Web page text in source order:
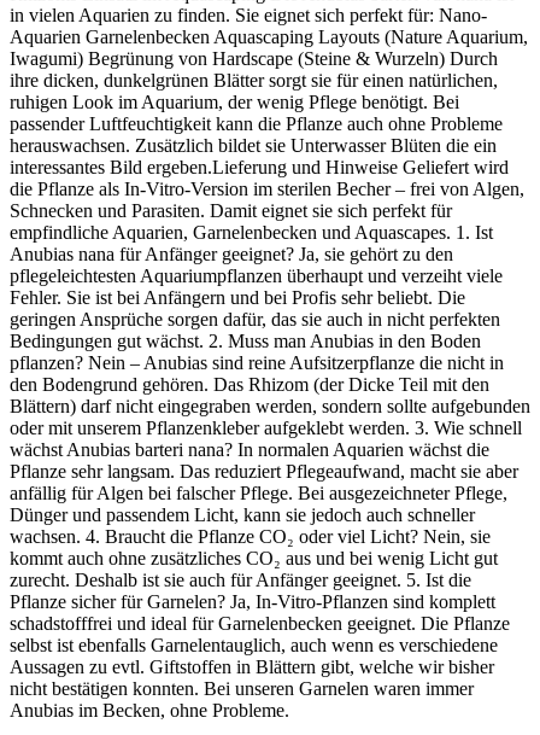
in vielen Aquarien zu finden. Sie eignet sich perfekt für: Nano-
Aquarien Garnelenbecken Aquascaping Layouts (Nature Aquarium,
Iwagumi) Begrünung von Hardscape (Steine & Wurzeln) Durch
ihre dicken, dunkelgrünen Blätter sorgt sie für einen natürlichen,
ruhigen Look im Aquarium, der wenig Pflege benötigt. Bei
passender Luftfeuchtigkeit kann die Pflanze auch ohne Probleme
herauswachsen. Zusätzlich bildet sie Unterwasser Blüten die ein
interessantes Bild ergeben.Lieferung und Hinweise Geliefert wird
die Pflanze als In-Vitro-Version im sterilen Becher – frei von Algen,
Schnecken und Parasiten. Damit eignet sie sich perfekt für
empfindliche Aquarien, Garnelenbecken und Aquascapes. 1. Ist
Anubias nana für Anfänger geeignet? Ja, sie gehört zu den
pflegeleichtesten Aquariumpflanzen überhaupt und verzeiht viele
Fehler. Sie ist bei Anfängern und bei Profis sehr beliebt. Die
geringen Ansprüche sorgen dafür, das sie auch in nicht perfekten
Bedingungen gut wächst. 2. Muss man Anubias in den Boden
pflanzen? Nein – Anubias sind reine Aufsitzerpflanze die nicht in
den Bodengrund gehören. Das Rhizom (der Dicke Teil mit den
Blättern) darf nicht eingegraben werden, sondern sollte aufgebunden
oder mit unserem Pflanzenkleber aufgeklebt werden. 3. Wie schnell
wächst Anubias barteri nana? In normalen Aquarien wächst die
Pflanze sehr langsam. Das reduziert Pflegeaufwand, macht sie aber
anfällig für Algen bei falscher Pflege. Bei ausgezeichneter Pflege,
Dünger und passendem Licht, kann sie jedoch auch schneller
wachsen. 4. Braucht die Pflanze CO₂ oder viel Licht? Nein, sie
kommt auch ohne zusätzliches CO₂ aus und bei wenig Licht gut
zurecht. Deshalb ist sie auch für Anfänger geeignet. 5. Ist die
Pflanze sicher für Garnelen? Ja, In-Vitro-Pflanzen sind komplett
schadstofffrei und ideal für Garnelenbecken geeignet. Die Pflanze
selbst ist ebenfalls Garnelentauglich, auch wenn es verschiedene
Aussagen zu evtl. Giftstoffen in Blättern gibt, welche wir bisher
nicht bestätigen konnten. Bei unseren Garnelen waren immer
Anubias im Becken, ohne Probleme.